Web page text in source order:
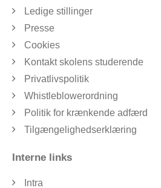
Ledige stillinger
Presse
Cookies
Kontakt skolens studerende
Privatlivspolitik
Whistleblowerordning
Politik for krænkende adfærd
Tilgængelighedserklæring
Interne links
Intra